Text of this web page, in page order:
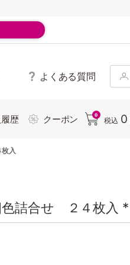
よくある質問
歴 クーポン 0
税込 0
入
色詰合せ ２４枚入 *